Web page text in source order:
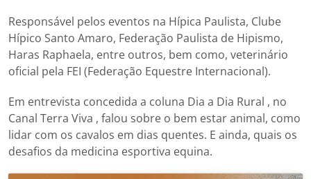
Responsável pelos eventos na Hípica Paulista, Clube
Hípico Santo Amaro, Federação Paulista de Hipismo,
Haras Raphaela, entre outros, bem como, veterinário
oficial pela FEI (Federação Equestre Internacional).
Em entrevista concedida a coluna Dia a Dia Rural , no
Canal Terra Viva , falou sobre o bem estar animal, como
lidar com os cavalos em dias quentes. E ainda, quais os
desafios da medicina esportiva equina.